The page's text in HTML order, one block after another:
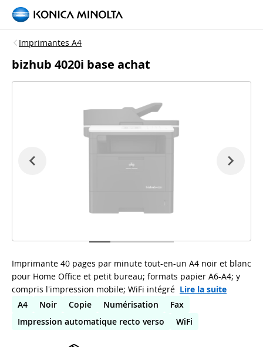
Imprimantes A4
bizhub 4020i base achat
Imprimante 40 pages par minute tout-en-un A4 noir et blanc
pour Home Office et petit bureau; formats papier A6-A4; y
compris l'impression mobile; WiFi intégré Lire la suite
A4
Noir Copie Numérisation
Fax
Impression automatique recto verso
WiFi